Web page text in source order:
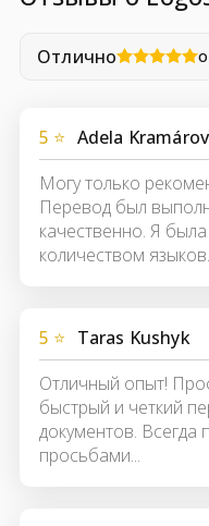
Отлично
5 ⭐ Adela
Могу только
Перевод был
качественно. Я
количеством
5 ⭐ Taras Kushyk
Отличный опыт!
быстрый и четкий
документов.
просьбами...